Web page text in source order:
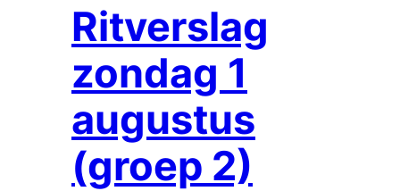
Ritverslag
zondag 1
augustus
(groep 2)